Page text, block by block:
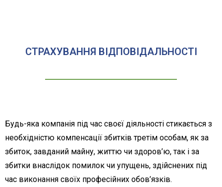
СТРАХУВАННЯ ВІДПОВІДАЛЬНОСТІ
Будь-яка компанія під час своєї діяльності стикається з
необхідністю компенсації збитків третім особам, як за
збиток, завданий майну, життю чи здоров’ю, так і за
збитки внаслідок помилок чи упущень, здійснених під
час виконання своїх професійних обов’язків.